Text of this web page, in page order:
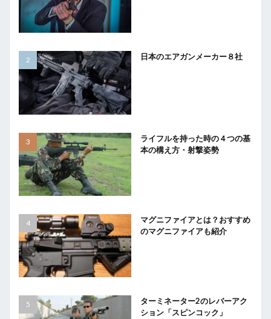
日本のエアガンメーカー８社
ライフルを持った時の４つの基
本の構え方・射撃姿勢
マグニファイアとは？おすすめ
のマグニファイアも紹介
ターミネーター2のレバーアク
ション「スピンコック」